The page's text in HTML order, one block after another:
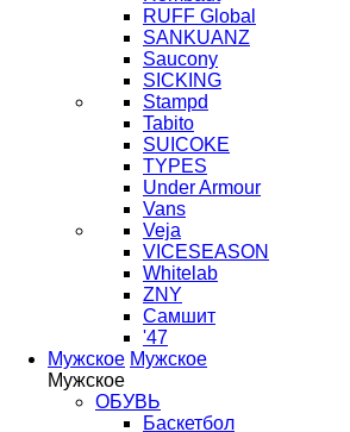
RUFF Global
SANKUANZ
Saucony
SICKING
Stampd
Tabito
SUICOKE
TYPES
Under Armour
Vans
Veja
VICESEASON
Whitelab
ZNY
Самшит
'47
Мужское Мужское
Мужское
ОБУВЬ
Баскетбол